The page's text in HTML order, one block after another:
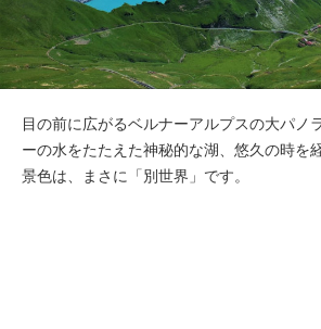
目の前に広がるベルナーアルプスの大パノ
ーの水をたたえた神秘的な湖、悠久の時を
景色は、まさに「別世界」です。